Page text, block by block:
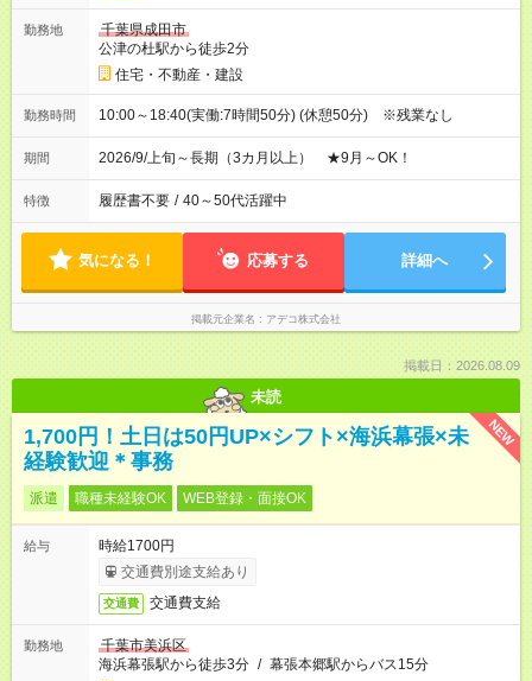
勤務地
千葉県成田市
公津の杜駅から徒歩2分
住宅・不動産・建設
勤務時間 10:00～18:40(実働:7時間50分) (休憩50分) ※残業なし
期間 2026/9/上旬～長期（3カ月以上） ★9月～OK！
特徴 履歴書不要 / 40～50代活躍中
気になる！ 応募する 詳細へ
掲載元企業名 アデコ株式会社
掲載日：2026.08.09
未読
NEW
1,700円！土日は50円UP×シフト×海浜幕張×未
経験歓迎＊事務
派遣 職種未経験OK WEB登録・面接OK
給与
時給1700円
交通費別途支給あり
交通費 交通費支給
勤務地
千葉市美浜区
海浜幕張駅から徒歩3分 / 幕張本郷駅からバス15分